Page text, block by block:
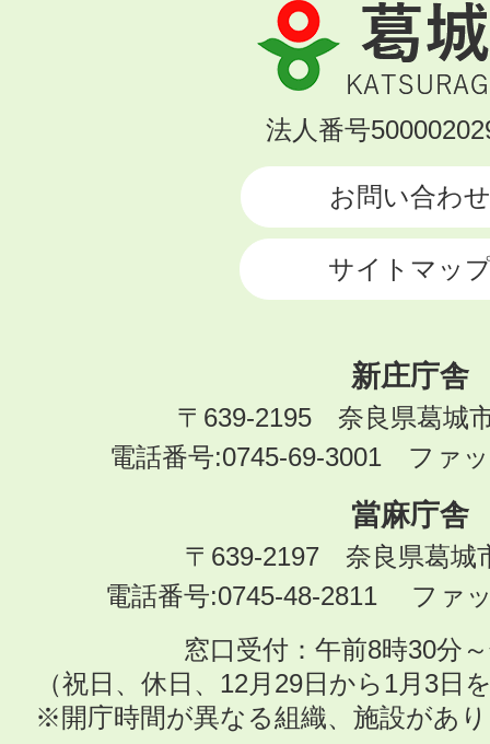
葛
城
市
KATSURAGI
法人番号
お問い合わせ
サイトマッ
新庄庁舎
〒639-2195 奈良県葛城
電話番号:0745-69-3001 ファ
當麻庁舎
〒639-2197 奈良県葛城
電話番号:0745-48-2811 ファ
窓口受付：午前8時30分
（祝日、休日、12月29日から1月3日
※開庁時間が異なる組織、施設があ